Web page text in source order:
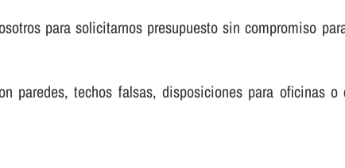
para solicitarnos presupuesto sin compromiso
paredes, techos falsas, disposiciones para oficinas